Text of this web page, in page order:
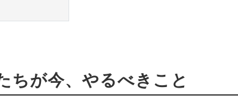
ちが今、やるべきこと